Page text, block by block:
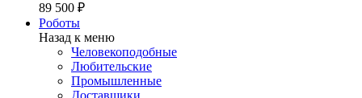
89 500 ₽
Роботы
Назад к меню
Человекоподобные
Любительские
Промышленные
Доставщики